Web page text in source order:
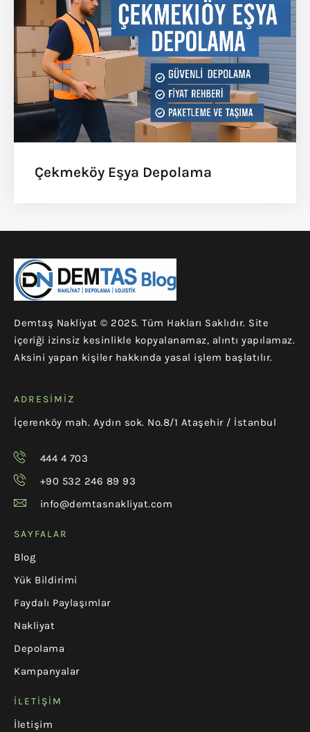
Çekmeköy Eşya Depolama
Demtaş Nakliyat © 2025. Tüm Hakları Saklıdır. Site
içeriği izinsiz kesinlikle kopyalanamaz, alıntı yapılamaz.
Aksini yapan kişiler hakkında yasal işlem başlatılır.
ADRESIMIZ
İçerenköy mah. Aydın sok. No.8/1 Ataşehir / İstanbul
444 4 703
+90 532 246 89 93
info@demtasnakliyat.com
SAYFALAR
Blog
Yük Bildirimi
Faydalı Paylaşımlar
Nakliyat
Depolama
Kampanyalar
İLETIŞIM
İletişim